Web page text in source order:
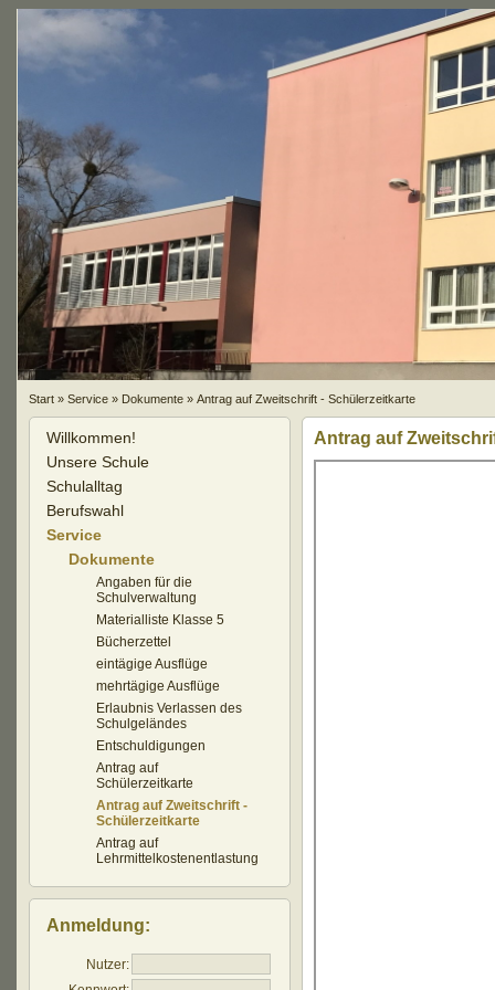
Start» Service» Dokumente» Antrag auf Zweitschrift - Schülerzeitkarte
Willkommen!
Unsere Schule
Schulalltag
Berufswahl
Service
Dokumente
Angaben für die
Schulverwaltung
Materialliste Klasse 5
Bücherzettel
eintägige Ausflüge
mehrtägige Ausflüge
Erlaubnis Verlassen des
Schulgeländes
Entschuldigungen
Antrag auf
Schülerzeitkarte
Antrag auf Zweitschrift -
Schülerzeitkarte
Antrag auf
Lehrmittelkostenentlastung
Anmeldung:
Nutzer:
Antrag auf